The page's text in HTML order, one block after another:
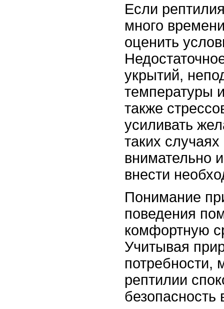
Если
много
оценить
укрытий,
температуры
также
усиливать
таких случаях
внимательно
внести
Понимание
поведения
комфортную
Учитывая
потребности,
рептилии